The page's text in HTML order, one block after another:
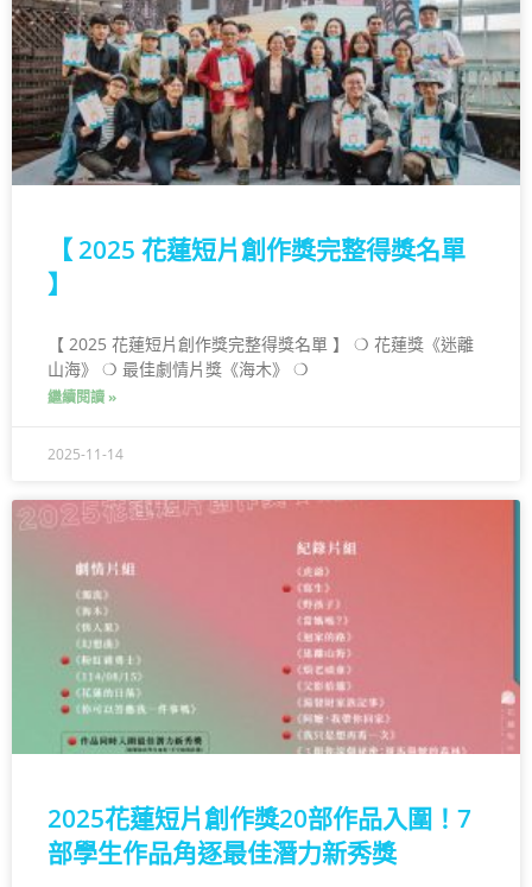
【 2025 花蓮短片創作獎完整得獎名單
】
【 2025 花蓮短片創作獎完整得獎名單 】 ❍ 花蓮獎《迷離
山海》 ❍ 最佳劇情片獎《海木》 ❍
繼續閱讀 »
2025-11-14
2025花蓮短片創作獎20部作品入圍！7
部學生作品角逐最佳潛力新秀獎